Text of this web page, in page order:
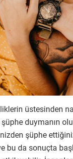
üstesinden
duymanın
şüphe
bu da sonuçta